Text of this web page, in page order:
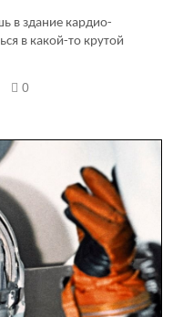
в здание кардио-
в какой-то крутой
0